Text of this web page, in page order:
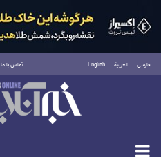
فارسی العربية English تماس با ما
جمعه ۱۶ مرداد ۱۴۰۵